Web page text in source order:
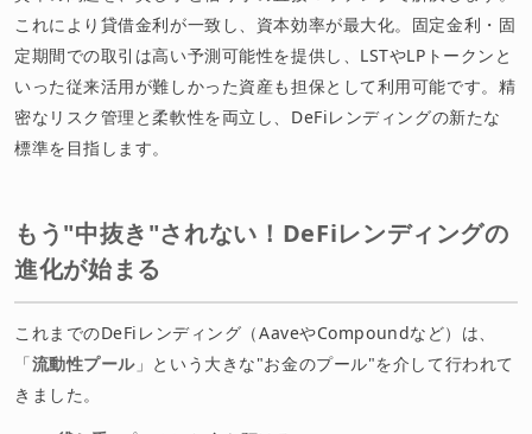
これにより貸借金利が一致し、資本効率が最大化。固定金利・固
定期間での取引は高い予測可能性を提供し、LSTやLPトークンと
いった従来活用が難しかった資産も担保として利用可能です。精
密なリスク管理と柔軟性を両立し、DeFiレンディングの新たな
標準を目指します。
もう"中抜き"されない！DeFiレンディングの
進化が始まる
これまでのDeFiレンディング（AaveやCompoundなど）は、
「流動性プール」という大きな"お金のプール"を介して行われて
きました。